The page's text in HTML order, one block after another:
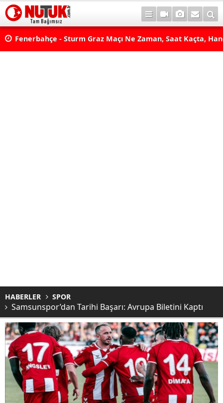
Fenerbahçe - Sturm Graz Maçı Ne Zaman, Saat Kaçta,
HABERLER SPOR
Samsunspor’dan Tarihi Başarı: Avrupa Biletini Kaptı